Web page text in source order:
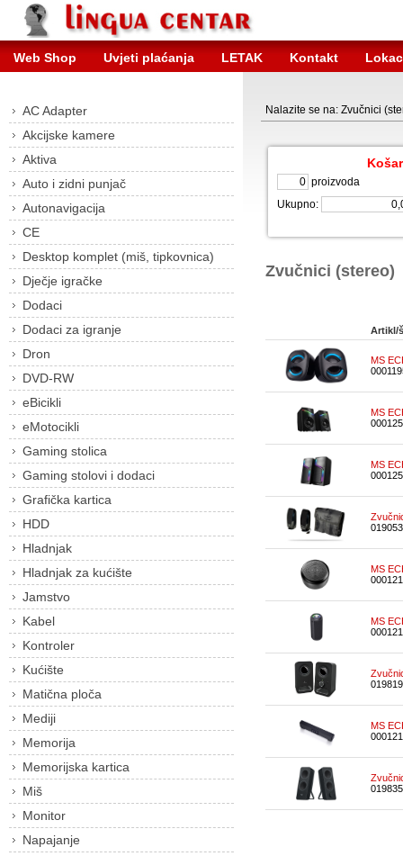
Web Shop Uvjeti plaćanja LETAK Kontakt
AC Adapter
Akcijske kamere
Aktiva
Auto i zidni punjač
Autonavigacija
CE
Desktop komplet (miš, tipkovnica)
Dječje igračke
Dodaci
Dodaci za igranje
Dron
DVD-RW
eBicikli
eMotocikli
Gaming stolica
Gaming stolovi i dodaci
Grafička kartica
HDD
Hladnjak
Hladnjak za kućište
Jamstvo
Kabel
Kontroler
Kućište
Matična ploča
Mediji
Memorija
Memorijska kartica
Miš
Monitor
Napajanje
Nalazite se na: Zvučnici
proizvoda
Ukupno:
Zvučnici (stereo)
Artikl/
MS
MS
MS
MS
MS
MS